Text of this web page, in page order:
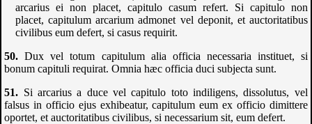
arcarius ei non placet, capitulo casum refert. Si capitulo non
placet, capitulum arcarium admonet vel deponit, et auctoritatibus
civilibus eum defert, si casus requirit.
Dux vel totum capitulum alia officia necessaria instituet, si
bonum capituli requirat. Omnia hæc officia duci subjecta sunt.
Si arcarius a duce vel capitulo toto indiligens, dissolutus, vel
falsus in officio ejus exhibeatur, capitulum eum ex officio dimittere
oportet, et auctoritatibus civilibus, si necessarium sit, eum defert.